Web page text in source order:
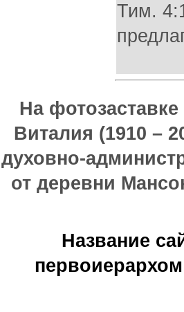
Тим.
На
Виталия (1910 –
духовно-
от деревни
Название